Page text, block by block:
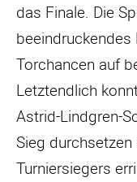
das Finale. Die
beeindruckendes
Torchancen auf
Letztendlich
Astrid-Lindgren-
Sieg
Turniersiegers